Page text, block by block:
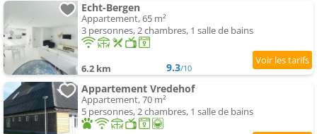
Echt-Bergen
Appartement, 65 m²
3 personnes, 2 chambres, 1 salle de bains
6.2 km 9.3/10
Appartement Vredehof
Appartement, 70 m²
5 personnes, 2 chambres, 1 salle de bains